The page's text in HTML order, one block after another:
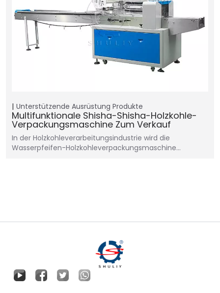
Unterstützende Ausrüstung Produkte
Multifunktionale Shisha-Shisha-Holzkohle-
Verpackungsmaschine Zum Verkauf
In der Holzkohleverarbeitungsindustrie wird die
Wasserpfeifen-Holzkohleverpackungsmaschine…